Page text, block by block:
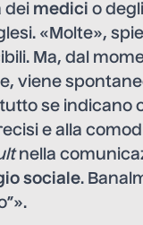
dei medici o degli
«Molte»,
Ma, dal
viene
se indicano
e alla
nella
sociale.